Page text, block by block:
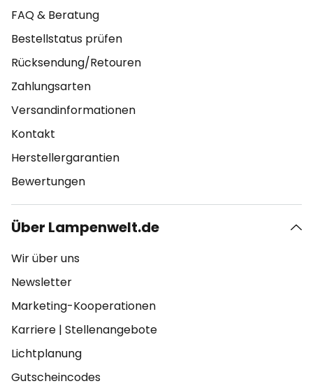
FAQ & Beratung
Bestellstatus prüfen
Rücksendung/Retouren
Zahlungsarten
Versandinformationen
Kontakt
Herstellergarantien
Bewertungen
Über Lampenwelt.de
Wir über uns
Newsletter
Marketing-Kooperationen
Karriere | Stellenangebote
Lichtplanung
Gutscheincodes